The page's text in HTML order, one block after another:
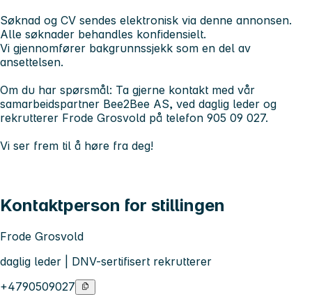
Søknad og CV sendes elektronisk via denne annonsen.
Alle søknader behandles konfidensielt.
Vi gjennomfører bakgrunnssjekk som en del av
ansettelsen.
Om du har spørsmål: Ta gjerne kontakt med vår
samarbeidspartner Bee2Bee AS, ved daglig leder og
rekrutterer Frode Grosvold på telefon 905 09 027.
Vi ser frem til å høre fra deg!
Kontaktperson for stillingen
Frode Grosvold
daglig leder | DNV-sertifisert rekrutterer
+4790509027